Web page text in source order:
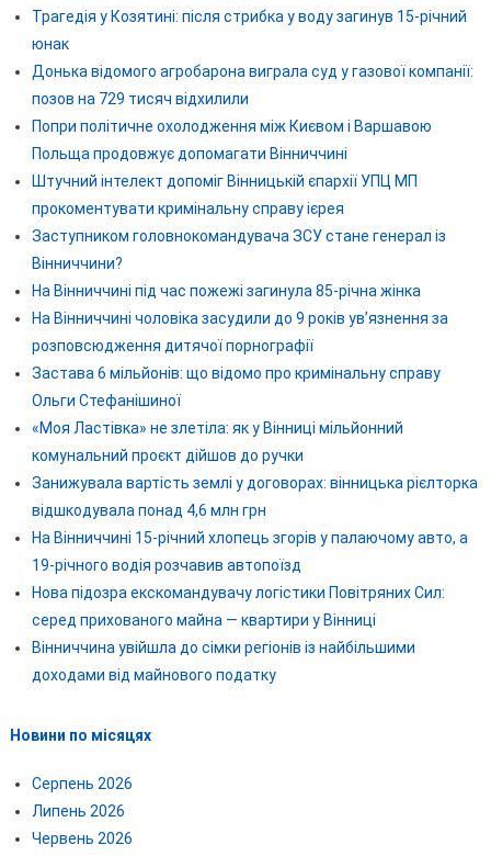
Трагедія у Козятині: після стрибка у воду загинув 15-річний
юнак
Донька відомого агробарона виграла суд у газової компанії:
позов на 729 тисяч відхилили
Попри політичне охолодження між Києвом і Варшавою
Польща продовжує допомагати Вінниччині
Штучний інтелект допоміг Вінницькій єпархії УПЦ МП
прокоментувати кримінальну справу ієрея
Заступником головнокомандувача ЗСУ стане генерал із
Вінниччини?
На Вінниччині під час пожежі загинула 85-річна жінка
На Вінниччині чоловіка засудили до 9 років ув’язнення за
розповсюдження дитячої порнографії
Застава 6 мільйонів: що відомо про кримінальну справу
Ольги Стефанішиної
«Моя Ластівка» не злетіла: як у Вінниці мільйонний
комунальний проєкт дійшов до ручки
Занижувала вартість землі у договорах: вінницька рієлторка
відшкодувала понад 4,6 млн грн
На Вінниччині 15-річний хлопець згорів у палаючому авто, а
19-річного водія розчавив автопоїзд
Нова підозра екскомандувачу логістики Повітряних Сил:
серед прихованого майна — квартири у Вінниці
Вінниччина увійшла до сімки регіонів із найбільшими
доходами від майнового податку
Новини по місяцях
Серпень 2026
Липень 2026
Червень 2026